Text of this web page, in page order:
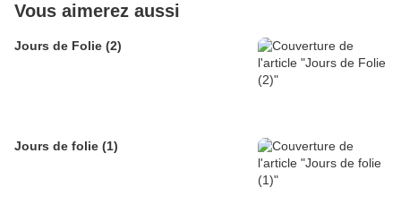
Vous aimerez aussi
Jours de Folie (2)
Jours de folie (1)